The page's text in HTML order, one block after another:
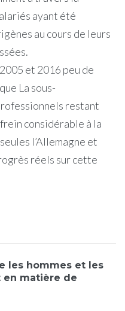
ayant été
au cours de leurs
et 2016 peu de
La sous-
restant
considérable à la
l’Allemagne et
réels sur cette
les hommes et les
matière de